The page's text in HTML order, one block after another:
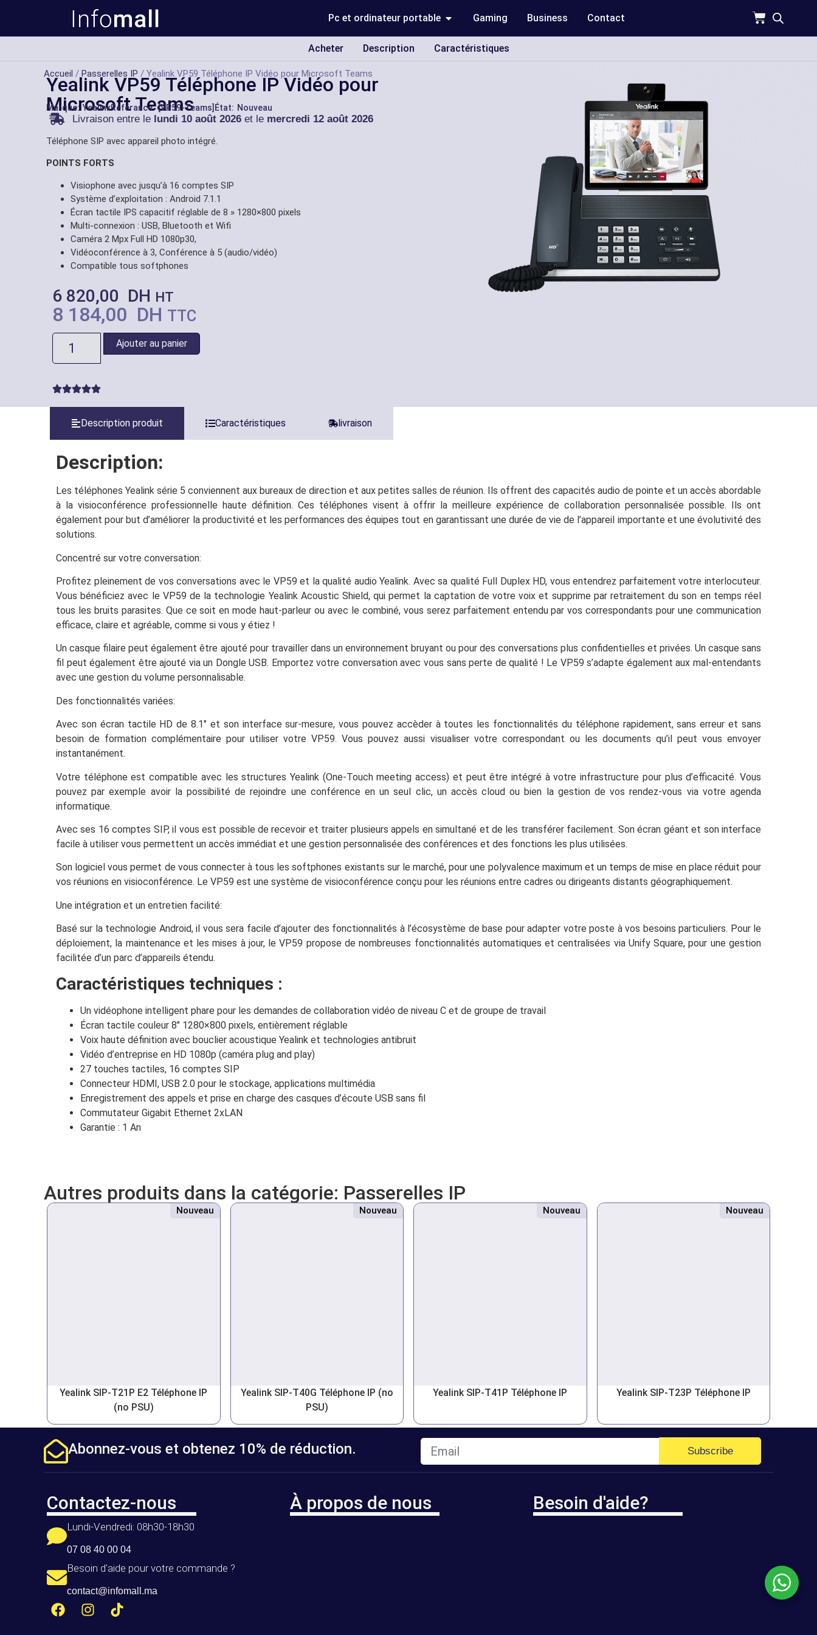
Pc et ordinateur portable Gaming Business Contact
Acheter Description Caractéristiques
Accueil / Passerelles IP / Yealink VP59 Téléphone IP Vidéo pour Microsoft Teams
Yealink VP59 Téléphone IP Vidéo pour
Microsoft Teams
Marque: YealinkRéférance: [VP59-Teams] État: Nouveau
Livraison entre le lundi 10 août 2026 et le mercredi 12 août 2026
Téléphone SIP avec appareil photo intégré.
POINTS FORTS
Visiophone avec jusqu’à 16 comptes SIP
Système d’exploitation : Android 7.1.1
Écran tactile IPS capacitif réglable de 8 » 1280×800 pixels
Multi-connexion : USB, Bluetooth et Wifi
Caméra 2 Mpx Full HD 1080p30,
Vidéoconférence à 3, Conférence à 5 (audio/vidéo)
Compatible tous softphones
6 820,00 DH HT
8 184,00 DH TTC
Ajouter au panier
Description produit Caractéristiques livraison
Description:
Les téléphones Yealink série 5 conviennent aux bureaux de direction et aux petites salles de réunion. Ils offrent des capacités audio de pointe et un accès abordable
à la visioconférence professionnelle haute définition. Ces téléphones visent à offrir la meilleure expérience de collaboration personnalisée possible. Ils ont
également pour but d’améliorer la productivité et les performances des équipes tout en garantissant une durée de vie de l’appareil importante et une évolutivité des
solutions.
Concentré sur votre conversation:
Profitez pleinement de vos conversations avec le VP59 et la qualité audio Yealink. Avec sa qualité Full Duplex HD, vous entendrez parfaitement votre interlocuteur.
Vous bénéficiez avec le VP59 de la technologie Yealink Acoustic Shield, qui permet la captation de votre voix et supprime par retraitement du son en temps réel
tous les bruits parasites. Que ce soit en mode haut-parleur ou avec le combiné, vous serez parfaitement entendu par vos correspondants pour une communication
efficace, claire et agréable, comme si vous y étiez !
Un casque filaire peut également être ajouté pour travailler dans un environnement bruyant ou pour des conversations plus confidentielles et privées. Un casque sans
fil peut également être ajouté via un Dongle USB. Emportez votre conversation avec vous sans perte de qualité ! Le VP59 s’adapte également aux mal-entendants
avec une gestion du volume personnalisable.
Des fonctionnalités variées:
Avec son écran tactile HD de 8.1″ et son interface sur-mesure, vous pouvez accèder à toutes les fonctionnalités du téléphone rapidement, sans erreur et sans
besoin de formation complémentaire pour utiliser votre VP59. Vous pouvez aussi visualiser votre correspondant ou les documents qu’il peut vous envoyer
instantanément.
Votre téléphone est compatible avec les structures Yealink (One-Touch meeting access) et peut être intégré à votre infrastructure pour plus d’efficacité. Vous
pouvez par exemple avoir la possibilité de rejoindre une conférence en un seul clic, un accès cloud ou bien la gestion de vos rendez-vous via votre agenda
informatique.
Avec ses 16 comptes SIP, il vous est possible de recevoir et traiter plusieurs appels en simultané et de les transférer facilement. Son écran géant et son interface
facile à utiliser vous permettent un accès immédiat et une gestion personnalisée des conférences et des fonctions les plus utilisées.
Son logiciel vous permet de vous connecter à tous les softphones existants sur le marché, pour une polyvalence maximum et un temps de mise en place réduit pour
vos réunions en visioconférence. Le VP59 est une système de visioconférence conçu pour les réunions entre cadres ou dirigeants distants géographiquement.
Une intégration et un entretien facilité:
Basé sur la technologie Android, il vous sera facile d’ajouter des fonctionnalités à l’écosystème de base pour adapter votre poste à vos besoins particuliers. Pour le
déploiement, la maintenance et les mises à jour, le VP59 propose de nombreuses fonctionnalités automatiques et centralisées via Unify Square, pour une gestion
facilitée d’un parc d’appareils étendu.
Caractéristiques techniques :
Un vidéophone intelligent phare pour les demandes de collaboration vidéo de niveau C et de groupe de travail
Écran tactile couleur 8″ 1280×800 pixels, entièrement réglable
Voix haute définition avec bouclier acoustique Yealink et technologies antibruit
Vidéo d’entreprise en HD 1080p (caméra plug and play)
27 touches tactiles, 16 comptes SIP
Connecteur HDMI, USB 2.0 pour le stockage, applications multimédia
Enregistrement des appels et prise en charge des casques d’écoute USB sans fil
Commutateur Gigabit Ethernet 2xLAN
Garantie : 1 An
Autres produits dans la catégorie: Passerelles IP
Nouveau
Yealink SIP-T21P E2 Téléphone IP
(no PSU)
Nouveau
Yealink SIP-T40G Téléphone IP (no
PSU)
Nouveau
Yealink SIP-T41P Téléphone IP
Nouveau
Yealink SIP-T23P Téléphone IP
Abonnez-vous et obtenez 10% de réduction. Subscribe
Contactez-nous
Lundi-Vendredi: 08h30-18h30
07 08 40 00 04
Besoin d'aide pour votre commande ?
contact@infomall.ma
À propos de nous Besoin d'aide?